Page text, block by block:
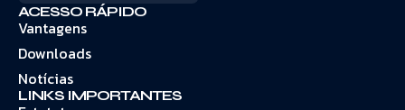
ACESSO RÁPIDO
Vantagens
Downloads
Notícias
LINKS IMPORTANTES